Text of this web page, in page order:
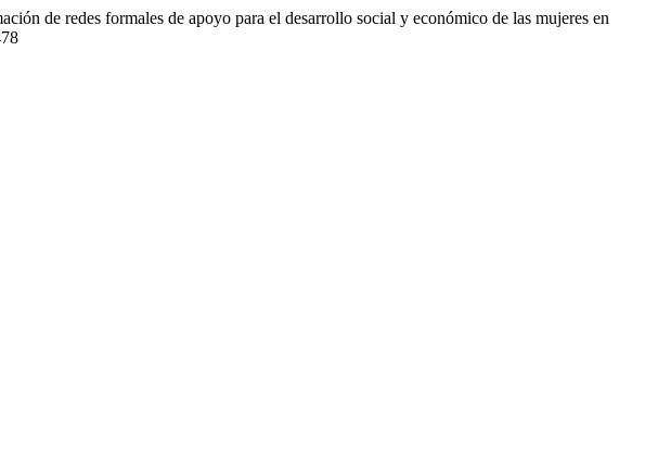
de redes formales de apoyo para el desarrollo social y económico de las mujeres en